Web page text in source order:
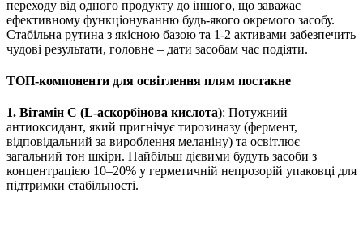
переходу від одного продукту до іншого, що заважає
ефективному функціонуванню будь-якого окремого засобу.
Стабільна рутина з якісною базою та 1-2 активами забезпечить
чудові результати, головне – дати засобам час подіяти.
ТОП-компоненти для освітлення плям постакне
1. Вітамін С (L-аскорбінова кислота): Потужний
антиоксидант, який пригнічує тирозиназу (фермент,
відповідальний за вироблення меланіну) та освітлює
загальний тон шкіри. Найбільш дієвими будуть засоби з
концентрацією 10–20% у герметичній непрозорій упаковці для
підтримки стабільності.